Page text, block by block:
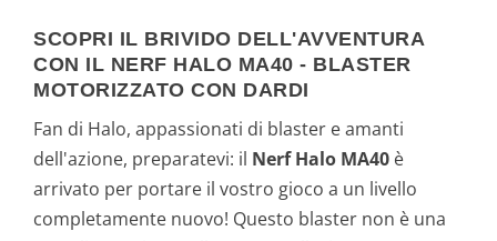
SCOPRI IL BRIVIDO DELL'AVVENTURA
CON IL NERF HALO MA40 - BLASTER
MOTORIZZATO CON DARDI
Fan di Halo, appassionati di blaster e amanti
dell'azione, preparatevi: il Nerf Halo MA40 è
arrivato per portare il vostro gioco a un livello
completamente nuovo! Questo blaster non è una